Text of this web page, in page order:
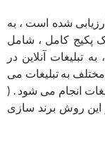
شده است ، به
پکیج کامل ، شامل
تبلیغات آنلاین در
به تبلیغات می
انجام می شود . (
این روش برند سازی